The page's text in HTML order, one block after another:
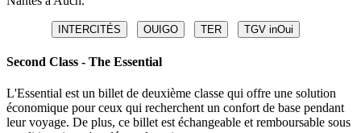
INTERCITÉS OUIGO TER TGV inOui
Second Class - The Essential
L'Essential est un billet de deuxième classe qui offre une solution
économique pour ceux qui recherchent un confort de base pendant
leur voyage. De plus, ce billet est échangeable et remboursable sous